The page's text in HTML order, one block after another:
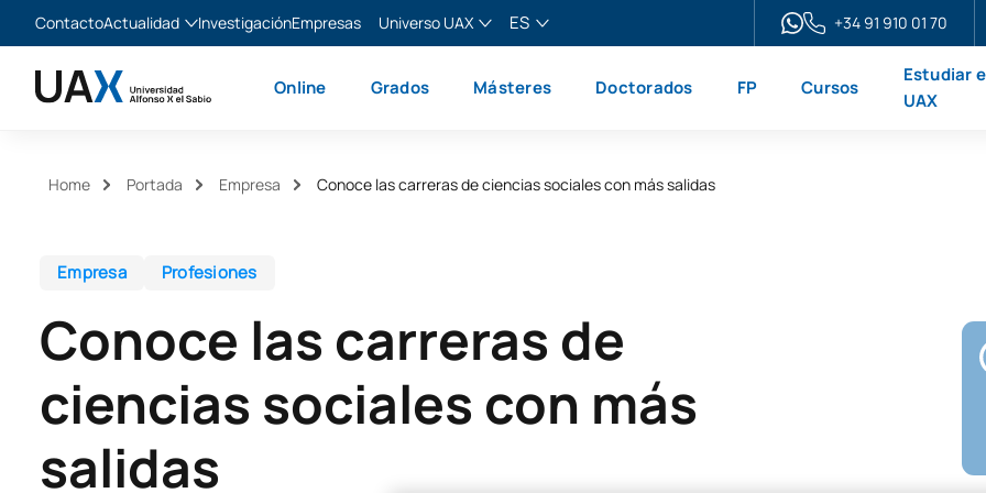
ContactoActualidad
Noticias
InvestigaciónEmpresas
Universo UAX
XTART
ES
English
+34 91 910 01 70
Online Grados Másteres Doctorados FP Cursos
Estudiar
UAX
Home Portada Empresa Conoce las carreras de ciencias sociales con más salidas
Empresa Profesiones
Conoce las carreras de
ciencias sociales con más
salidas